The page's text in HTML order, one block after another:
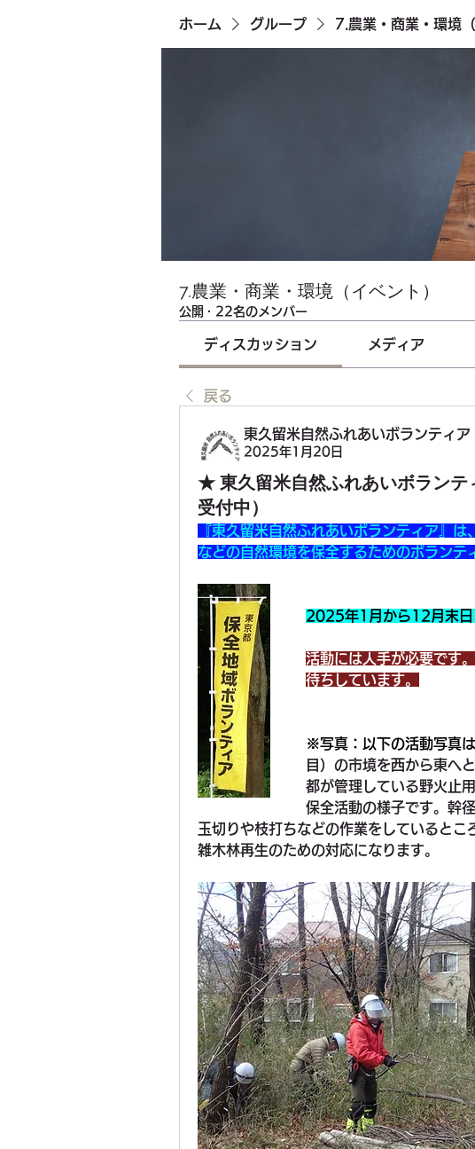
ホーム グループ 7.農業・商業・環境（
7.農業・商業・環境（イベント）
公開 · 22名のメンバー
ディスカッション メディア
戻る
東久留米自然ふれあいボランティア
2025年1月20日
★ 東久留米自然ふれあいボラン
受付中）
『東久留米自然ふれあいボランティア』
などの自然環境を保全するためのボランテ
2025年1月から12月末日
活動には人手が必要です
待ちしています。
※写真：以下の活動写真
目）の市境を西から東へ
都が管理している野火止
保全活動の様子です。幹
玉切りや枝打ちなどの作業をしているとこ
雑木林再生のための対応になります。